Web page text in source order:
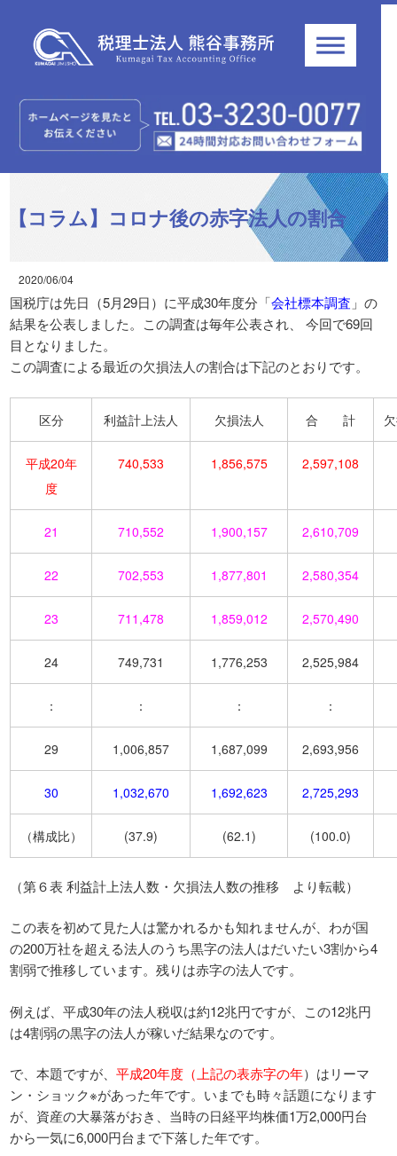
【コラム】コロナ後の赤字法人の割合
2020/06/04
国税庁は先日（5月29日）に平成30年度分「会社標本調査 」の
結果を公表しました。この調査は毎年公表され、 今回で69回
目となりました。
この調査による最近の欠損法人の割合は下記のとおりです。
区分 利益計上法人 欠損法人 合 計
平成20年
度
740,533 1,856,575 2,597,108
21 710,552 1,900,157 2,610,709
22 702,553 1,877,801 2,580,354
23 711,478 1,859,012 2,570,490
24 749,731 1,776,253 2,525,984
： ： ： ：
29 1,006,857 1,687,099 2,693,956
30 1,032,670 1,692,623 2,725,293
（構成比） (37.9) (62.1) (100.0)
（第６表 利益計上法人数・欠損法人数の推移 より転載）
この表を初めて見た人は驚かれるかも知れませんが、わが国
の200万社を超える法人のうち黒字の法人はだいたい3割から4
割弱で推移しています。残りは赤字の法人です。
例えば、平成30年の法人税収は約12兆円ですが、この12兆円
は4割弱の黒字の法人が稼いだ結果なのです。
で、本題ですが、平成20年度（上記の表赤字の年）はリーマ
ン・ショック※があった年です。いまでも時々話題になります
が、資産の大暴落がおき、当時の日経平均株価1万2,000円台
から一気に6,000円台まで下落した年です。